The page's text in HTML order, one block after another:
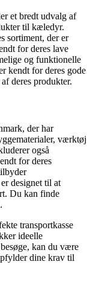
et bredt udvalg af
til kæledyr.
sortiment, der er
for deres lave
og funktionelle
kendt for deres gode
deres produkter.
der har
værktøj
også
for deres
designet til at
Du kan finde
transportkasse
ideelle
kan du være
dine krav til